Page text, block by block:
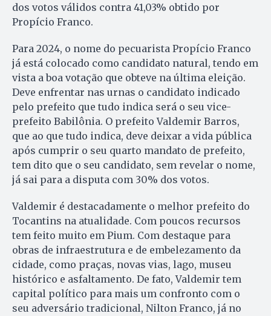
dos votos válidos contra 41,03% obtido por
Propício Franco.
Para 2024, o nome do pecuarista Propício Franco
já está colocado como candidato natural, tendo em
vista a boa votação que obteve na última eleição.
Deve enfrentar nas urnas o candidato indicado
pelo prefeito que tudo indica será o seu vice-
prefeito Babilônia. O prefeito Valdemir Barros,
que ao que tudo indica, deve deixar a vida pública
após cumprir o seu quarto mandato de prefeito,
tem dito que o seu candidato, sem revelar o nome,
já sai para a disputa com 30% dos votos.
Valdemir é destacadamente o melhor prefeito do
Tocantins na atualidade. Com poucos recursos
tem feito muito em Pium. Com destaque para
obras de infraestrutura e de embelezamento da
cidade, como praças, novas vias, lago, museu
histórico e asfaltamento. De fato, Valdemir tem
capital político para mais um confronto com o
seu adversário tradicional, Nilton Franco, já no